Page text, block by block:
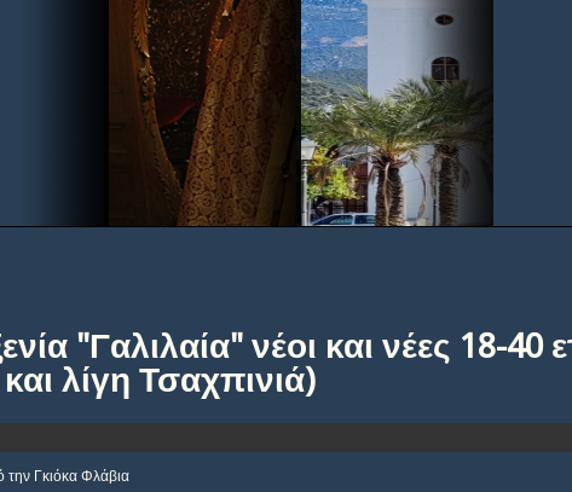
"Γαλιλαία" νέοι και νέες 18-
λίγη Τσαχπινιά)
την Γκιόκα Φλάβια